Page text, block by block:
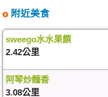
附近美食
sweego水水果饌
2.42公里
阿琴炒麵香
3.08公里